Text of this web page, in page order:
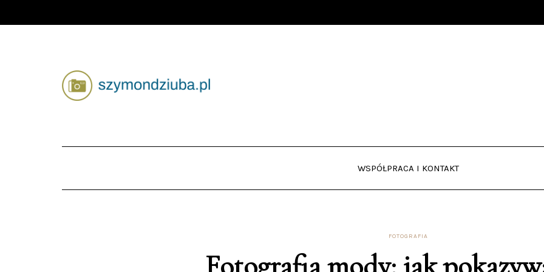
WSPÓŁPRACA I KONTAKT
FOTOGRAFIA